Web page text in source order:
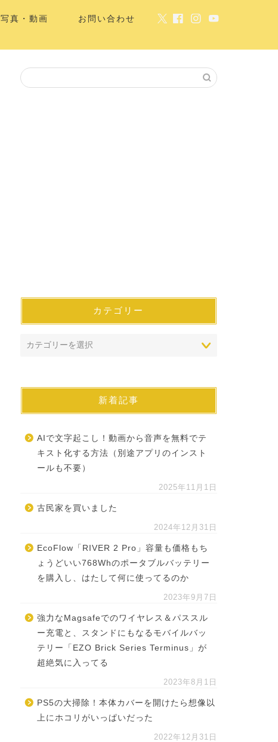
写真・動画 お問い合わせ
カテゴリー
新着記事
AIで文字起こし！動画から音声を無料でテ
キスト化する方法（別途アプリのインスト
ールも不要）
2025年11月1日
古民家を買いました
2024年12月31日
EcoFlow「RIVER 2 Pro」容量も価格もち
ょうどいい768Whのポータブルバッテリー
を購入し、はたして何に使ってるのか
2023年9月7日
強力なMagsafeでのワイヤレス＆パススル
ー充電と、スタンドにもなるモバイルバッ
テリー「EZO Brick Series Terminus」が
超絶気に入ってる
2023年8月1日
PS5の大掃除！本体カバーを開けたら想像以
上にホコリがいっぱいだった
2022年12月31日